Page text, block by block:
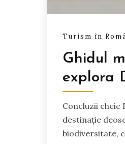
Turism în
Ghidul
explora
Concluzii cheie
destinație
biodiversitate,